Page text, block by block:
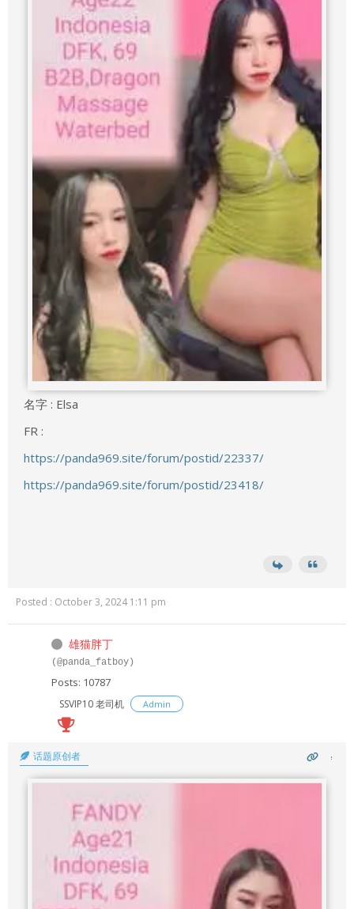
名字 : Elsa
FR :
https://panda969.site/forum/postid/22337/
https://panda969.site/forum/postid/23418/
Posted : October 3, 2024 1:11 pm
雄猫胖丁
(@panda_fatboy)
Posts: 10787
SSVIP10 老司机 Admin
话题原创者